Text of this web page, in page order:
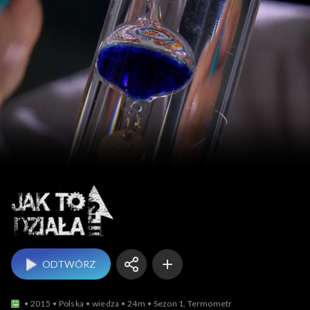
Jak to działa?
ODTWÓRZ
2015 Polska wiedza 24m Sezon 1, Termometr